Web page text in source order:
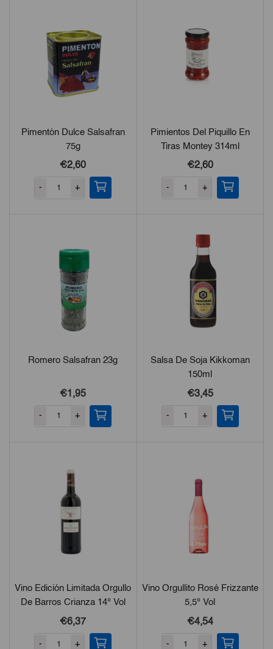
Pimentón Dulce Salsafran
75g
€2,60
- +
Pimientos Del Piquillo En
Tiras Montey 314ml
€2,60
- +
Romero Salsafran 23g
€1,95
- +
Salsa De Soja Kikkoman
150ml
€3,45
- +
Vino Edición Limitada Orgullo
De Barros Crianza 14° Vol
€6,37
- +
Vino Orgullito Rosé Frizzante
5,5° Vol
€4,54
- +